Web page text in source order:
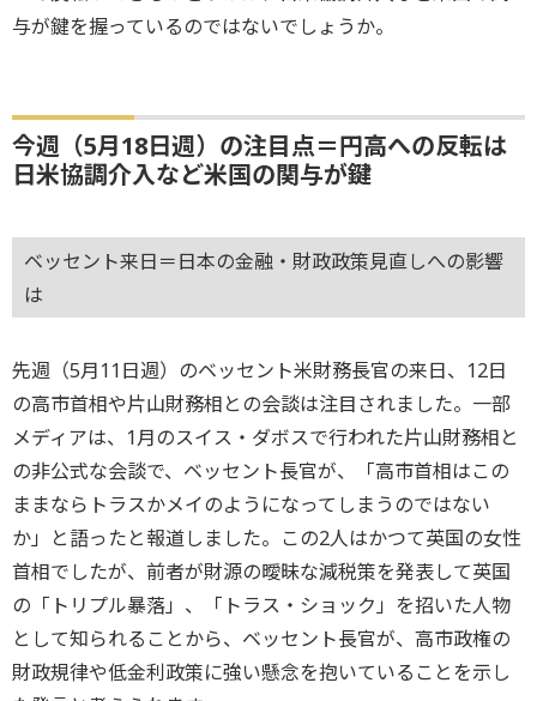
与が鍵を握っているのではないでしょうか。
今週（5月18日週）の注目点＝円高への反転は
日米協調介入など米国の関与が鍵
ベッセント来日＝日本の金融・財政政策見直しへの影響
は
先週（5月11日週）のベッセント米財務長官の来日、12日
の高市首相や片山財務相との会談は注目されました。一部
メディアは、1月のスイス・ダボスで行われた片山財務相と
の非公式な会談で、ベッセント長官が、「高市首相はこの
ままならトラスかメイのようになってしまうのではない
か」と語ったと報道しました。この2人はかつて英国の女性
首相でしたが、前者が財源の曖昧な減税策を発表して英国
の「トリプル暴落」、「トラス・ショック」を招いた人物
として知られることから、ベッセント長官が、高市政権の
財政規律や低金利政策に強い懸念を抱いていることを示し